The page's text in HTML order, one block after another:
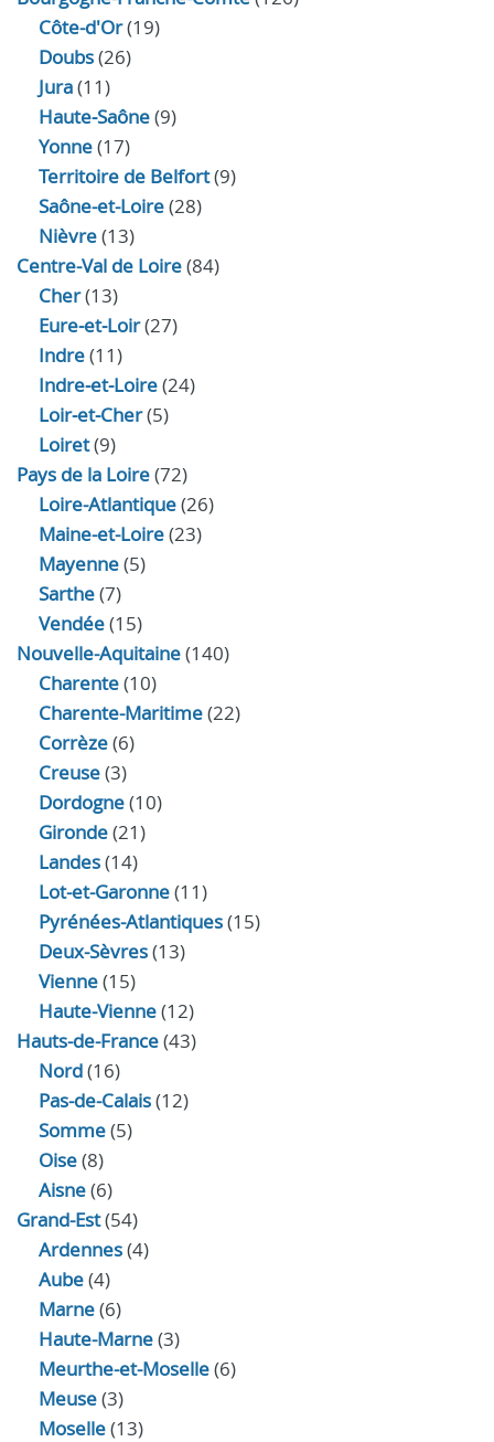
Côte-d'Or(19)
Doubs(26)
Jura(11)
Haute‑Saône(9)
Yonne(17)
Territoire de Belfort(9)
Saône-et-Loire(28)
Nièvre(13)
Centre-Val de Loire(84)
Cher(13)
Eure‑et‑Loir(27)
Indre(11)
Indre‑et‑Loire(24)
Loir‑et‑Cher(5)
Loiret(9)
Pays de la Loire(72)
Loire-Atlantique(26)
Maine-et-Loire(23)
Mayenne(5)
Sarthe(7)
Vendée(15)
Nouvelle-Aquitaine(140)
Charente(10)
Charente-Maritime(22)
Corrèze(6)
Creuse(3)
Dordogne(10)
Gironde(21)
Landes(14)
Lot-et-Garonne(11)
Pyrénées-Atlantiques(15)
Deux-Sèvres(13)
Vienne(15)
Haute-Vienne(12)
Hauts-de-France(43)
Nord(16)
Pas-de-Calais(12)
Somme(5)
Oise(8)
Aisne(6)
Grand-Est(54)
Ardennes(4)
Aube(4)
Marne(6)
Haute-Marne(3)
Meurthe-et-Moselle(6)
Meuse(3)
Moselle(13)